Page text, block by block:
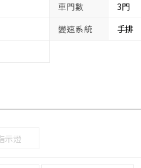
車門數
3門
變速系統
手排
示燈